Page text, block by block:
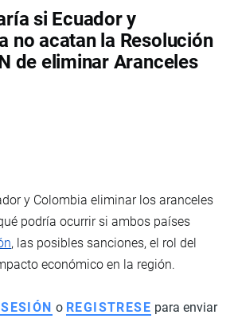
si Ecuador y
no acatan la Resolución
de eliminar Aranceles
y Colombia eliminar los aranceles
podría ocurrir si ambos países
, las posibles sanciones, el rol del
económico en la región.
o REGISTRESE para enviar